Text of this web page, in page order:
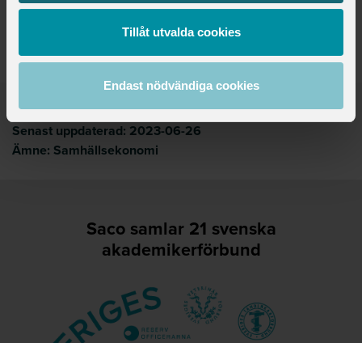
Tillåt utvalda cookies
Endast nödvändiga cookies
Chefsekonom
hakan.regner@saco.se
Publicerad:2023-04-17
Senast uppdaterad: 2023-06-26
Ämne: Samhällsekonomi
Saco samlar 21 svenska
akademikerförbund